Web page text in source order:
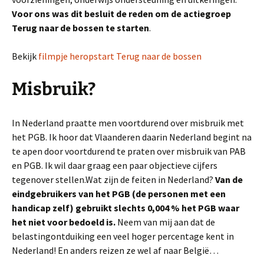
Voor ons was dit besluit de reden om de actiegroep
Terug naar de bossen te starten.
Bekijk filmpje heropstart Terug naar de bossen
Misbruik?
In Nederland praatte men voortdurend over misbruik met
het PGB. Ik hoor dat Vlaanderen daarin Nederland begint na
te apen door voortdurend te praten over misbruik van PAB
en PGB. Ik wil daar graag een paar objectieve cijfers
tegenover stellen.Wat zijn de feiten in Nederland? Van de
eindgebruikers van het PGB (de personen met een
handicap zelf) gebruikt slechts 0,004 % het PGB waar
het niet voor bedoeld is. Neem van mij aan dat de
belastingontduiking een veel hoger percentage kent in
Nederland! En anders reizen ze wel af naar België…